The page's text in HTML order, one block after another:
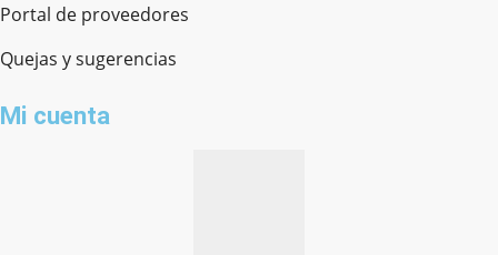
Portal de proveedores
Quejas y sugerencias
Mi cuenta